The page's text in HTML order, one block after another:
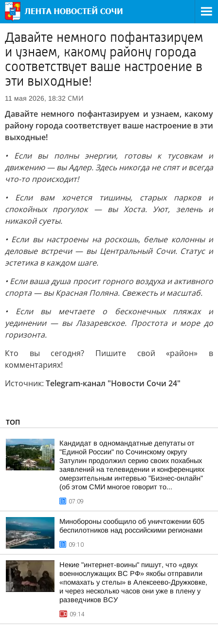
Давайте немного пофантазируем
и узнаем, какому району города
соответствует ваше настроение в
эти выходные!
11 мая 2026, 18:32 СМИ
Давайте немного пофантазируем и узнаем, какому
району города соответствует ваше настроение в эти
выходные!
• Если вы полны энергии, готовы к тусовкам и
движению — вы Адлер. Здесь никогда не спят и всегда
что-то происходит!
• Если вам хочется тишины, старых парков и
спокойных прогулок — вы Хоста. Уют, зелень и
никакой суеты.
• Если вы настроены на роскошь, белые колонны и
деловые встречи — вы Центральный Сочи. Статус и
эстетика в каждом шаге.
• Если ваша душа просит горного воздуха и активного
спорта — вы Красная Поляна. Свежесть и масштаб.
• Если вы мечтаете о бесконечных пляжах и
уединении — вы Лазаревское. Простота и море до
горизонта.
Кто вы сегодня? Пишите свой «район» в
комментариях!
Источник: Telegram-канал "Новости Сочи 24"
ТОП
Кандидат в одномандатные депутаты от
"Единой России" по Сочинскому округу
Затулин продолжил серию своих похабных
заявлений на телевидении и конференциях
омерзительным интервью "Бизнес-онлайн"
(об этом СМИ многое говорит то...
07:09
Минобороны сообщило об уничтожении 605
беспилотников над российскими регионами
09:10
Некие "интернет-воины" пишут, что «двух
военнослужащих ВС РФ» якобы отправили
«помахать у стелы» в Алексеево-Дружковке,
и через несколько часов они уже в плену у
разведчиков ВСУ
09:14